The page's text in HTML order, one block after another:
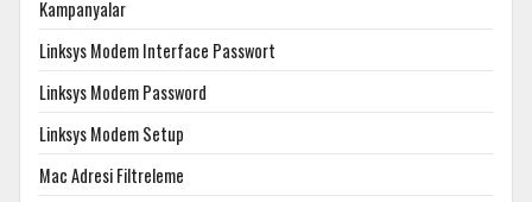
Kampanyalar
Linksys Modem Interface Passwort
Linksys Modem Password
Linksys Modem Setup
Mac Adresi Filtreleme